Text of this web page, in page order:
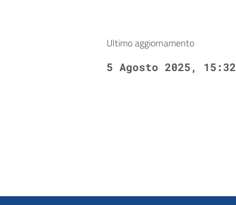
Ultimo aggiornamento
5 Agosto 2025, 15:32